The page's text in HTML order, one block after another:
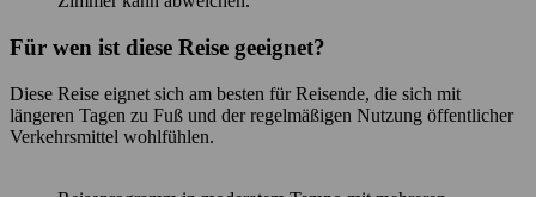
Für wen ist diese Reise geeignet?
Diese Reise eignet sich am besten für Reisende, die sich mit
längeren Tagen zu Fuß und der regelmäßigen Nutzung öffentlicher
Verkehrsmittel wohlfühlen.